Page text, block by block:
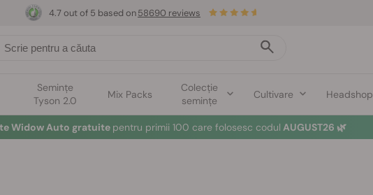
Semințe
Tyson 2.0
Mix Packs
Colecție
semințe
Cultivare Headshop
4.7 out of 5 based on58690 reviews
Widow Auto gratuite pentru primii 100 care folosesc codul AUGUST26 🌿